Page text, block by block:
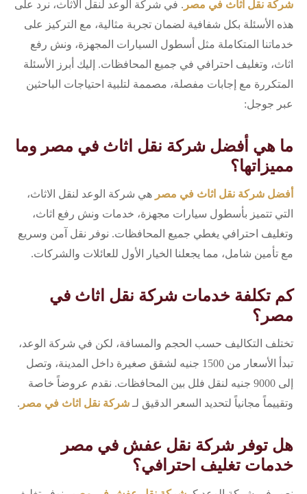
شركة نقل اثاث في مصر . في شركة الوعد لنقل الاثاث، نرد على
هذه الأسئلة بكل شفافية لضمان تجربة مثالية، مع التركيز على
خدماتنا المتكاملة مثل أسطول السيارات المجهزة، ونش رفع
اثاث، وتغليف احترافي في جميع المحافظات. إليك أبرز الأسئلة
المتكررة مع إجابات مفصلة، مصممة لتلبية احتياجات الباحثين
عبر جوجل:
ما هي أفضل شركة نقل اثاث في مصر وما
مميزاتها؟
أفضل شركة نقل اثاث في مصر هي شركة الوعد لنقل الاثاث،
التي تتميز بأسطول سيارات مجهزة، خدمات ونش رفع اثاث،
وتغليف احترافي يغطي جميع المحافظات. نوفر نقل آمن وسريع
مع تأمين شامل، مما يجعلنا الخيار الأول للعائلات والشركات.
كم تكلفة خدمات شركة نقل اثاث في
مصر؟
تختلف التكاليف حسب الحجم والمسافة، لكن في شركة الوعد،
تبدأ الأسعار من 1500 جنيه لشقق صغيرة داخل المدينة، وتصل
إلى 9000 جنيه لنقل فلل بين المحافظات. نقدم عروضاً خاصة
وتقييماً مجانياً لتحديد السعر الدقيق لـ شركة نقل اثاث في مصر .
هل توفر شركة نقل عفش في مصر
خدمات تغليف احترافي؟